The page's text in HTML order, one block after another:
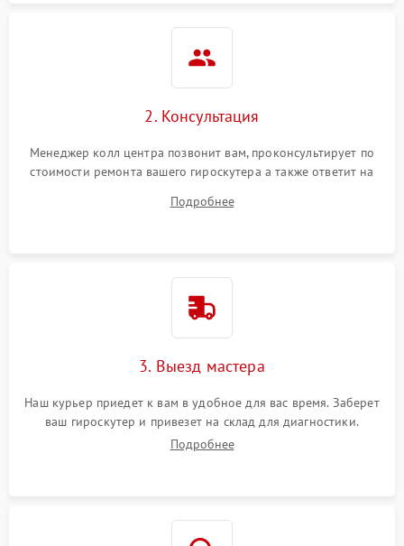
2. Консультация
Менеджер колл центра позвонит вам, проконсультирует по
стоимости ремонта вашего гироскутера а также ответит на
Подробнее
3. Выезд мастера
Наш курьер приедет к вам в удобное для вас время. Заберет
ваш гироскутер и привезет на склад для диагностики.
Подробнее